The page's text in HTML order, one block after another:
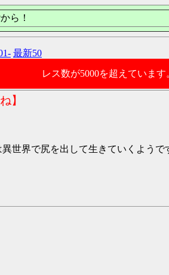
ら！
最新50
レス数が5000を超えていま
】
界で尻を出して生きていくようで